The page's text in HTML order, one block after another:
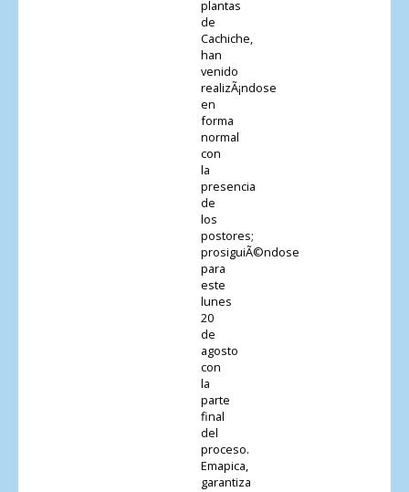
plantas
de
Cachiche,
han
venido
realizÃ¡ndose
en
forma
normal
con
la
presencia
de
los
postores;
prosiguiÃ©ndose
para
este
lunes
20
de
agosto
con
la
parte
final
del
proceso.
Emapica,
garantiza